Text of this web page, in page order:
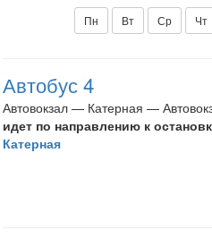
Пн Вт Ср Чт
Автобус 4
Автовокзал — Катерная —
идет по направлению к
Катерная